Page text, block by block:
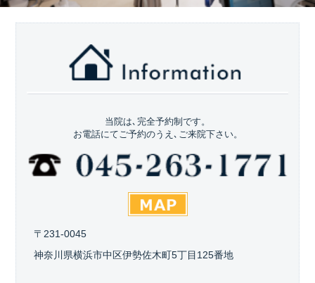
当院は､完全予約制です。
お電話にてご予約のうえ､ご来院下さい。
〒231-0045
神奈川県横浜市中区伊勢佐木町5丁目125番地